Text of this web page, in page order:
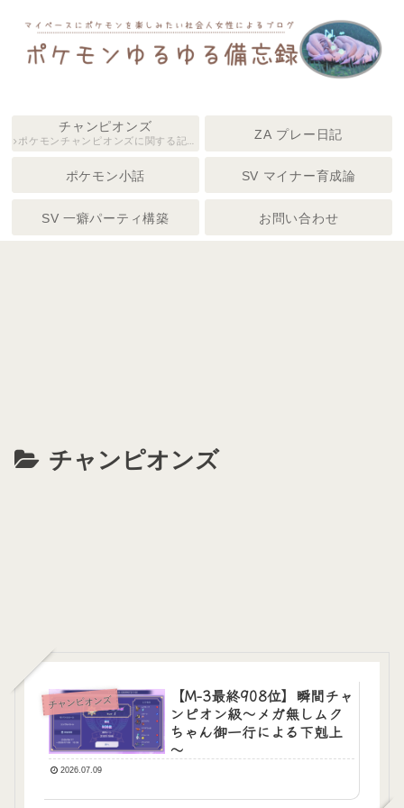
チャンピオンズ
ポケモンチャンピオンズに関する記事
ZA プレー日記
ポケモン小話 SV マイナー育成論
SV 一癖パーティ構築 お問い合わせ
チャンピオンズ
チャンピオンズ
【M-3最終908位】瞬間チャ
ンピオン級～メガ無しムク
ちゃん御一行による下剋上
～
2026.07.09